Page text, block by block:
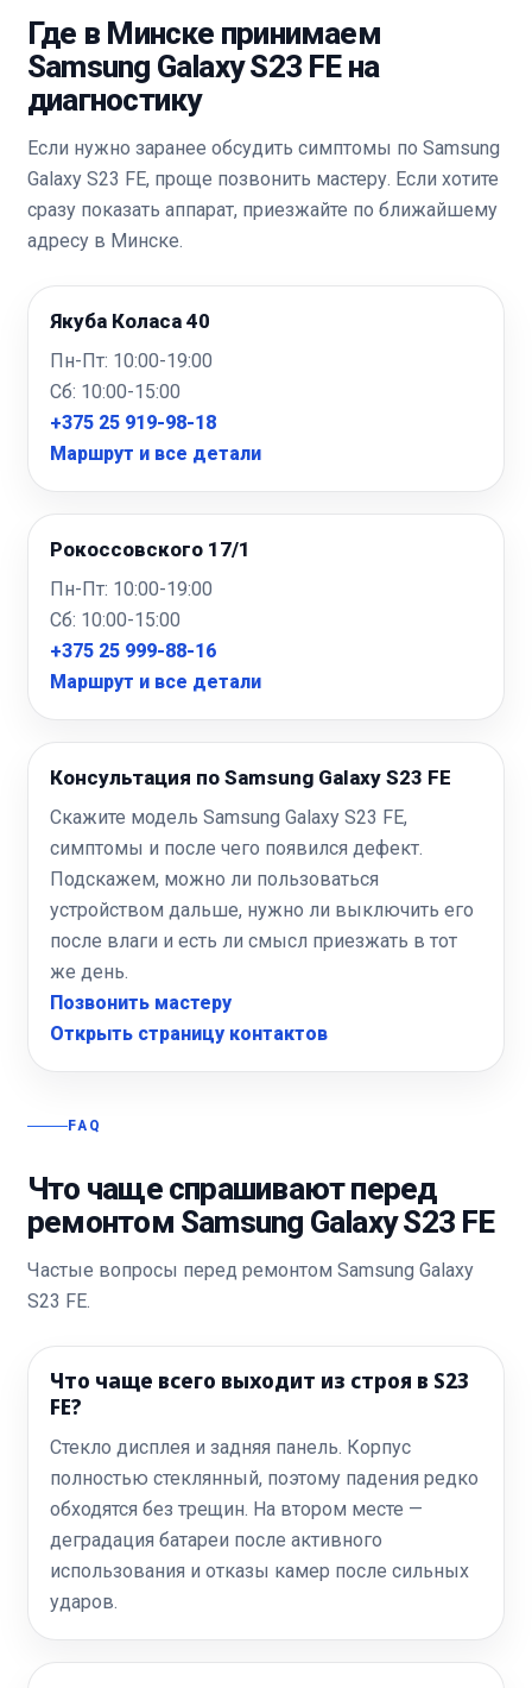
Где в Минске принимаем
Samsung Galaxy S23 FE на
диагностику
Если нужно заранее обсудить симптомы по Samsung
Galaxy S23 FE, проще позвонить мастеру. Если хотите
сразу показать аппарат, приезжайте по ближайшему
адресу в Минске.
Якуба Коласа 40
Пн-Пт: 10:00-19:00
Сб: 10:00-15:00
+375 25 919-98-18
Маршрут и все детали
Рокоссовского 17/1
Пн-Пт: 10:00-19:00
Сб: 10:00-15:00
+375 25 999-88-16
Маршрут и все детали
Консультация по Samsung Galaxy S23 FE
Скажите модель Samsung Galaxy S23 FE,
симптомы и после чего появился дефект.
Подскажем, можно ли пользоваться
устройством дальше, нужно ли выключить его
после влаги и есть ли смысл приезжать в тот
же день.
Позвонить мастеру
Открыть страницу контактов
FAQ
Что чаще спрашивают перед
ремонтом Samsung Galaxy S23 FE
Частые вопросы перед ремонтом Samsung Galaxy
S23 FE.
Что чаще всего выходит из строя в S23
FE?
Стекло дисплея и задняя панель. Корпус
полностью стеклянный, поэтому падения редко
обходятся без трещин. На втором месте —
деградация батареи после активного
использования и отказы камер после сильных
ударов.